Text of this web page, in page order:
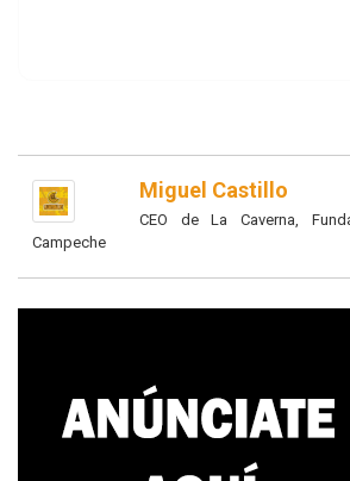
Miguel Castillo
CEO de La Caverna,
Campeche